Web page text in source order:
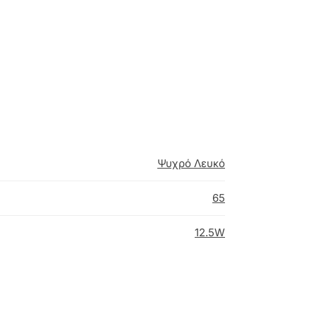
Ψυχρό Λευκό
65
12.5W